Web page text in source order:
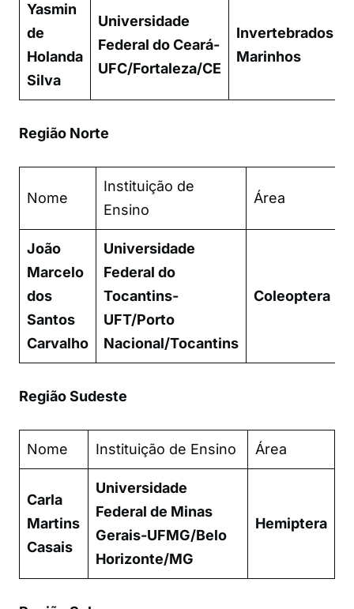
Yasmin
de
Holanda
Silva
Universidade
Federal do Ceará-
UFC/Fortaleza/CE
Invertebrados
Marinhos
Região Norte
Nome
Instituição de
Ensino
Área
João
Marcelo
dos
Santos
Carvalho
Universidade
Federal do
Tocantins-
UFT/Porto
Nacional/Tocantins
Coleoptera
Região Sudeste
Nome Instituição de Ensino Área
Carla
Martins
Casais
Universidade
Federal de Minas
Gerais-UFMG/Belo
Horizonte/MG
Hemiptera